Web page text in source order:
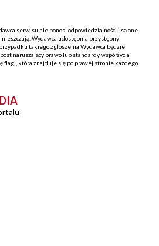
serwisu nie ponosi odpowiedzialności i są one
Wydawca udostępnia przystępny
takiego zgłoszenia Wydawca będzie
naruszający prawo lub standardy współżycia
flagi, która znajduje się po prawej stronie każdego